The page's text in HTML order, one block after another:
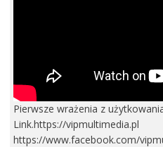
Pierwsze wrażenia z
Link.https://vipmultimedia.pl
https://www.facebook.com/